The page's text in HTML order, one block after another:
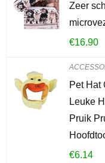
Zeer
€16.90
Pet Hat
Leuke
Pruik
€6.14